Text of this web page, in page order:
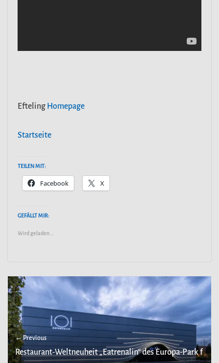
Efteling Homepage
Startseite
TEILEN MIT:
Facebook X
GEFÄLLT MIR:
Wird geladen …
← Previous
Restaurant-Weltneuheit „Eatrenalin“ des Europa-Park f